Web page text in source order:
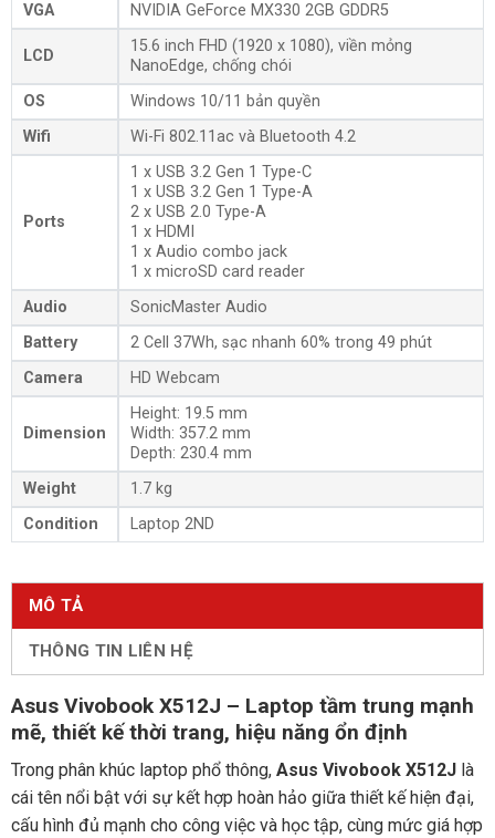
MÔ TẢ
THÔNG TIN LIÊN HỆ
Asus Vivobook X512J – Laptop tầm trung mạnh
mẽ, thiết kế thời trang, hiệu năng ổn định
Trong phân khúc laptop phổ thông, Asus Vivobook X512Jlà
cái tên nổi bật với sự kết hợp hoàn hảo giữa thiết kế hiện đại,
cấu hình đủ mạnh cho công việc và học tập, cùng mức giá hợp
VGA
NVIDIA GeForce MX330 2GB GDDR5
LCD
15.6 inch FHD (1920 x 1080), viền mỏng
NanoEdge, chống chói
OS
Windows 10/11 bản quyền
Wifi
Wi-Fi 802.11ac và Bluetooth 4.2
Ports
1 x USB 3.2 Gen 1 Type-C
1 x USB 3.2 Gen 1 Type-A
2 x USB 2.0 Type-A
1 x HDMI
1 x Audio combo jack
1 x microSD card reader
Audio
SonicMaster Audio
Battery
2 Cell 37Wh, sạc nhanh 60% trong 49 phút
Camera
HD Webcam
Dimension
Height: 19.5 mm
Width: 357.2 mm
Depth: 230.4 mm
Weight
1.7 kg
Condition
Laptop 2ND